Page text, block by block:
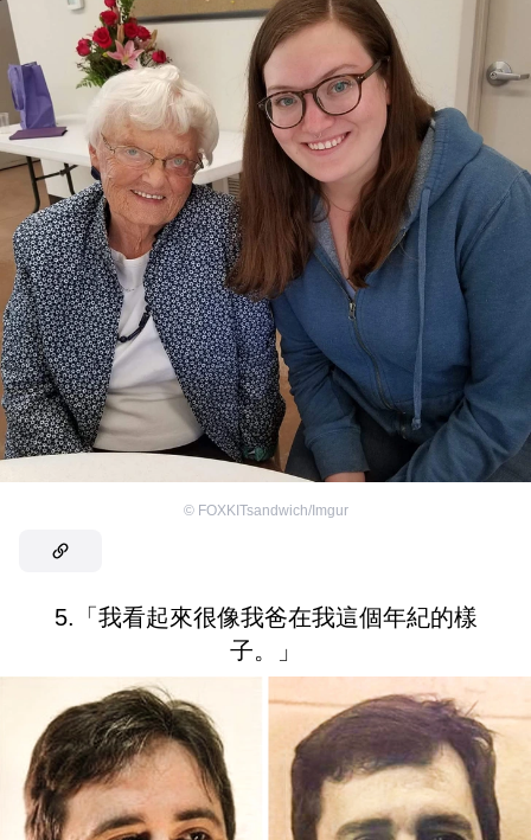
© FOXKITsandwich/Imgur
5.「我看起來很像我爸在我這個年紀的樣
子。」